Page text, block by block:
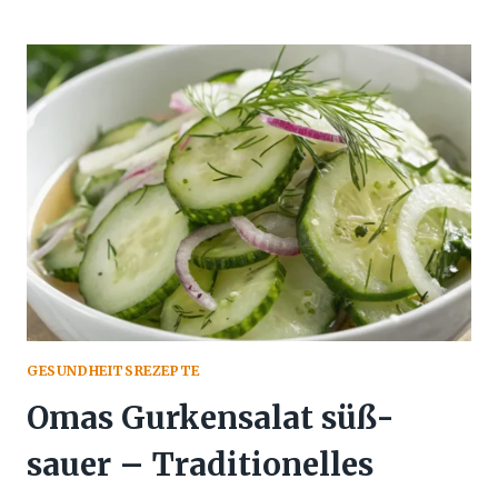
REZEPT
EINFACH
UND
HERZHAFT
GESUNDHEITSREZEPTE
Omas Gurkensalat süß-
sauer – Traditionelles